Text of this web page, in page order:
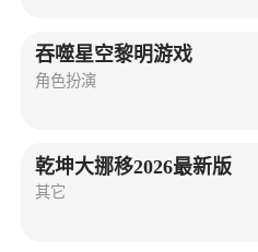
吞噬星空黎明游戏
角色扮演
乾坤大挪移2026最新版
其它